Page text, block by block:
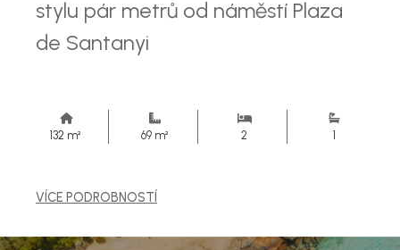
stylu pár metrů od náměstí Plaza
de Santanyi
132 m² 69 m² 2 1
VÍCE PODROBNOSTÍ